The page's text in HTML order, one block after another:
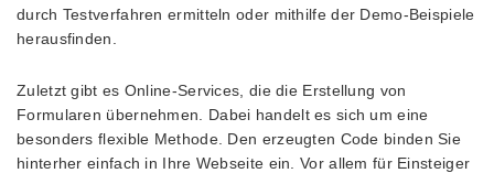
durch Testverfahren ermitteln oder mithilfe der Demo-Beispiele
herausfinden.
Zuletzt gibt es Online-Services, die die Erstellung von
Formularen übernehmen. Dabei handelt es sich um eine
besonders flexible Methode. Den erzeugten Code binden Sie
hinterher einfach in Ihre Webseite ein. Vor allem für Einsteiger